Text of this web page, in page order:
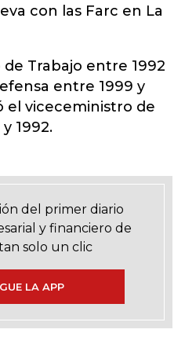
con las Farc en La
Trabajo entre 1992
entre 1999 y
el viceceministro de
1992.
del primer diario
y financiero de
solo un clic
LA APP